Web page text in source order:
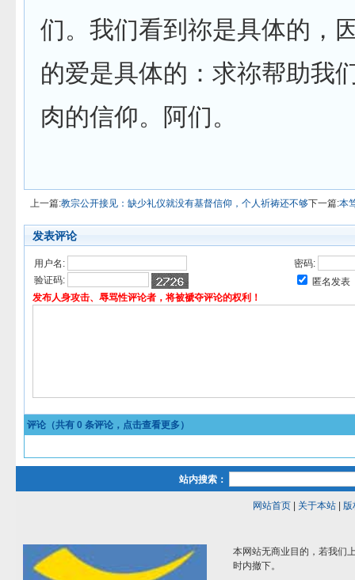
们。我们看到祢是具体的，
的爱是具体的：求祢帮助我
肉的信仰。阿们。
上一篇:教宗公开接见：缺少礼仪就没有基督信仰，个人祈祷还不够下一篇:本
发表评论
用户名:
密码:
验证码:
匿名发表
发布人身攻击、辱骂性评论者，将被褫夺评论的权利！
评论（共有 0 条评论，点击查看更多）
站内搜索：
网站首页| 关于本站| 版
本网站无商业目的，若我们
时内撤下。